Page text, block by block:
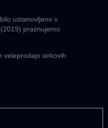
ustanovljeno v
praznujemo
veleprodajo sirkovih